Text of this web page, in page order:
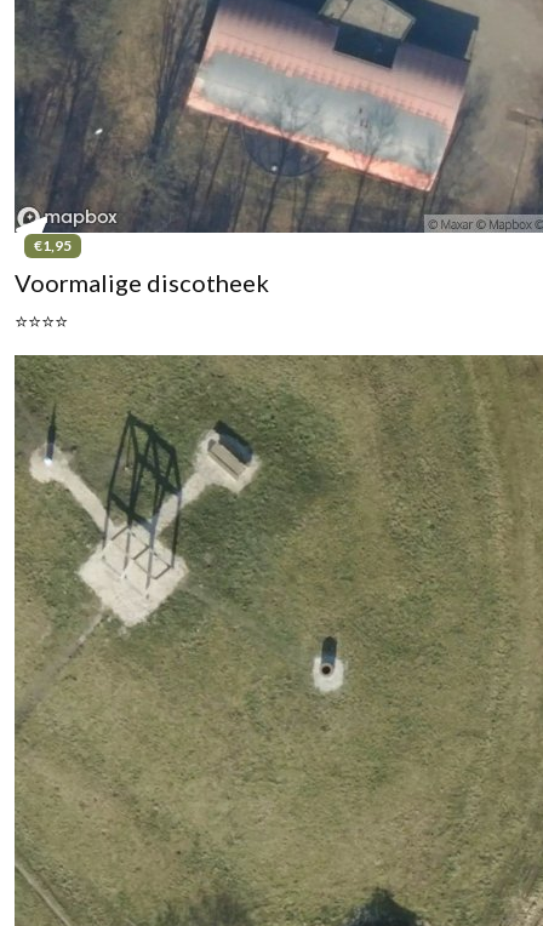
€1,95
Voormalige discotheek
⭐⭐⭐⭐